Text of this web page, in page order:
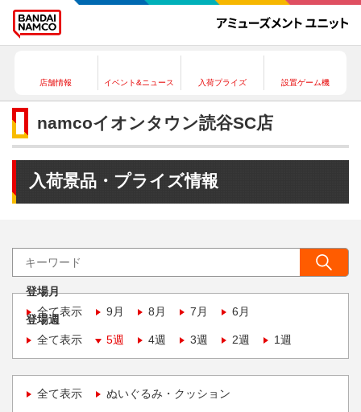
店舗情報 イベント&ニュース 入荷プライズ 設置ゲーム機
namcoイオンタウン読谷SC店
入荷景品・プライズ情報
登場月
全て表示
9月 8月 7月 6月
登場週
全て表示
5週 4週 3週 2週 1週
全て表示 ぬいぐるみ・クッション